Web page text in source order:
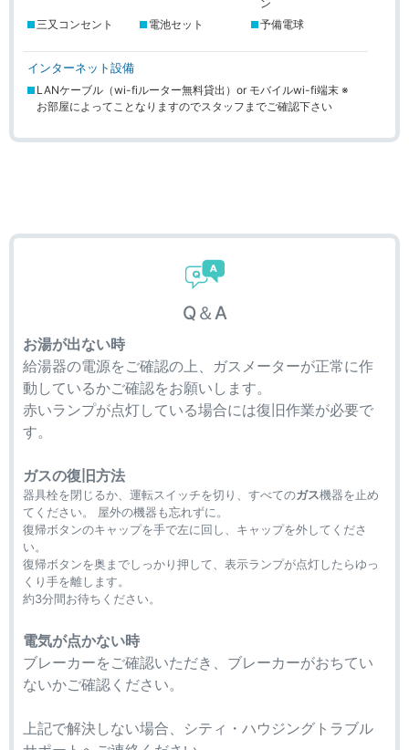
インターネット設備
Q＆A
お湯が出ない時
給湯器の電源をご確認の上、ガスメーターが正常に作
動しているかご確認をお願いします。
赤いランプが点灯している場合には復旧作業が必要で
す。
ガスの復旧方法
器具栓を閉じるか、運転スイッチを切り、すべてのガス機器を止め
てください。 屋外の機器も忘れずに。
復帰ボタンのキャップを手で左に回し、キャップを外してくださ
い。
復帰ボタンを奥までしっかり押して、表示ランプが点灯したらゆっ
くり手を離します。
約3分間お待ちください。
電気が点かない時
ブレーカーをご確認いただき、ブレーカーがおちてい
ないかご確認ください。
上記で解決しない場合、シティ・ハウジングトラブル